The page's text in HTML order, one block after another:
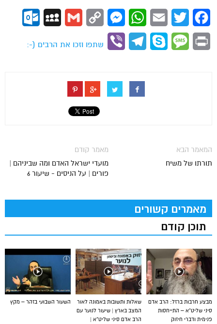
Facebook
Twitter
Email
WhatsApp
Messenger
Copy
Gmail
MySpace
Print
Message
Skype
Telegram
Viber
שתפו וזכו את הרבים (-:
מאמר קודם
מועדי ישראל האדם ומה שביניהם |
פורים | על הניסים - שיעור 6
המאמר הבא
תורתו של משיח
מאמרים קשורים
תוכן קודם
השעור השבועי בזהר – מקץ
שאלות ותשובות באמונה לאור
המצב בארץ | שיעור לנוער עם
הרב אדם סיני שליט”א |
מבצע חרבות ברזל: הרב אדם
סיני שליט”א – התייחסות
פנימית ודברי חיזוק